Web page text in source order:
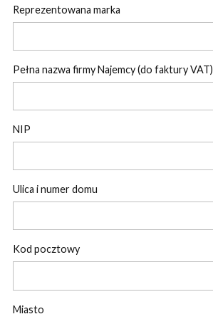
Reprezentowana marka
Pełna nazwa firmy Najemcy (do faktury VAT)
NIP
Ulica i numer domu
Kod pocztowy
Miasto